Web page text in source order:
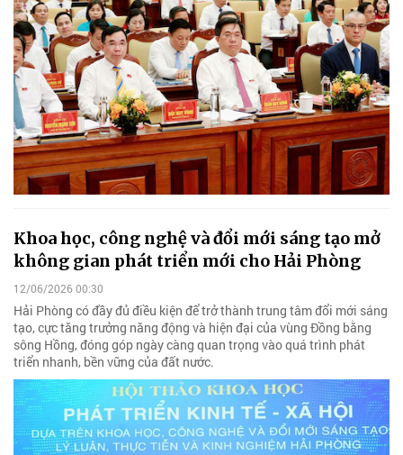
Khoa học, công nghệ và đổi mới sáng tạo mở
không gian phát triển mới cho Hải Phòng
12/06/2026 00:30
Hải Phòng có đầy đủ điều kiện để trở thành trung tâm đổi mới sáng
tạo, cực tăng trưởng năng động và hiện đại của vùng Đồng bằng
sông Hồng, đóng góp ngày càng quan trọng vào quá trình phát
triển nhanh, bền vững của đất nước.